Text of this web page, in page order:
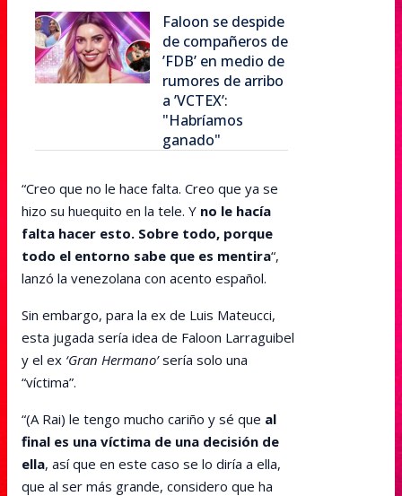
Faloon se despide
de compañeros de
’FDB’ en medio de
rumores de arribo
a ’VCTEX’:
"Habríamos
ganado"
“Creo que no le hace falta. Creo que ya se
hizo su huequito en la tele. Y no le hacía
falta hacer esto. Sobre todo, porque
todo el entorno sabe que es mentira“,
lanzó la venezolana con acento español.
Sin embargo, para la ex de Luis Mateucci,
esta jugada sería idea de Faloon Larraguibel
y el ex ‘Gran Hermano’sería solo una
“víctima”.
“(A Rai) le tengo mucho cariño y sé que al
final es una víctima de una decisión de
ella, así que en este caso se lo diría a ella,
que al ser más grande, considero que ha